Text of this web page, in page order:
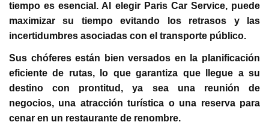
tiempo es esencial. Al elegir Paris Car Service, puede
maximizar su tiempo evitando los retrasos y las
incertidumbres asociadas con el transporte público.
Sus chóferes están bien versados ​​en la planificación
eficiente de rutas, lo que garantiza que llegue a su
destino con prontitud, ya sea una reunión de
negocios, una atracción turística o una reserva para
cenar en un restaurante de renombre.